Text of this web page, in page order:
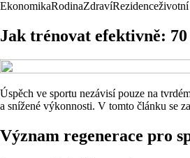
EkonomikaRodinaZdravíRezidenceživotní
Jak trénovat efektivně:
Úspěch ve sportu nezávisí pouze na
a snížené výkonnosti. V tomto článku se
Význam regenerace pro